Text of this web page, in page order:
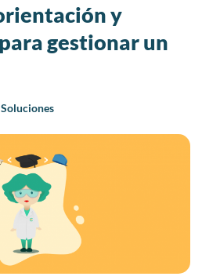
y
gestionar un
Soluciones